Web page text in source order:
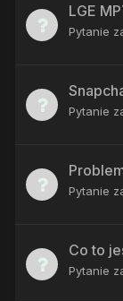
LGE
Pytanie
Pytanie
Pytanie
Co to
Pytanie